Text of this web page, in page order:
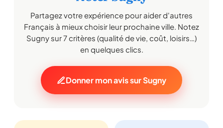
Partagez votre expérience pour aider d'autres
Français à mieux choisir leur prochaine ville. Notez
Sugny sur 7 critères (qualité de vie, coût, loisirs…)
en quelques clics.
Donner mon avis sur Sugny